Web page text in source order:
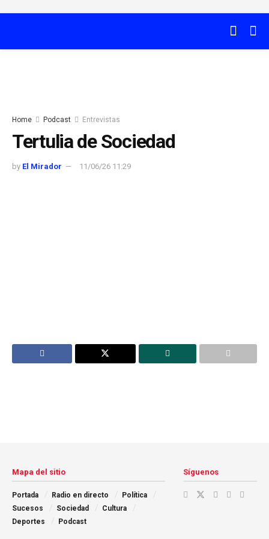
Home Podcast Entrevistas
Tertulia de Sociedad
by El Mirador 11/06/26 11:29
Mapa del sitio
Portada Radio en directo
Política
Sucesos
Sociedad
Cultura
Deportes
Podcast
Síguenos